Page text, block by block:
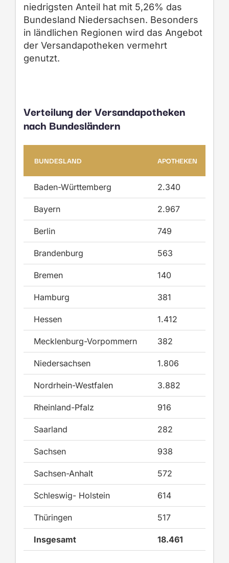
niedrigsten Anteil hat mit 5,26% das
Bundesland Niedersachsen. Besonders
in ländlichen Regionen wird das Angebot
der Versandapotheken vermehrt
genutzt.
Verteilung der Versandapotheken
nach Bundesländern
BUNDESLAND APOTHEKEN
Baden-Württemberg 2.340
Bayern 2.967
Berlin 749
Brandenburg 563
Bremen 140
Hamburg 381
Hessen 1.412
Mecklenburg-Vorpommern 382
Niedersachsen 1.806
Nordrhein-Westfalen 3.882
Rheinland-Pfalz 916
Saarland 282
Sachsen 938
Sachsen-Anhalt 572
Schleswig- Holstein 614
Thüringen 517
Insgesamt 18.461